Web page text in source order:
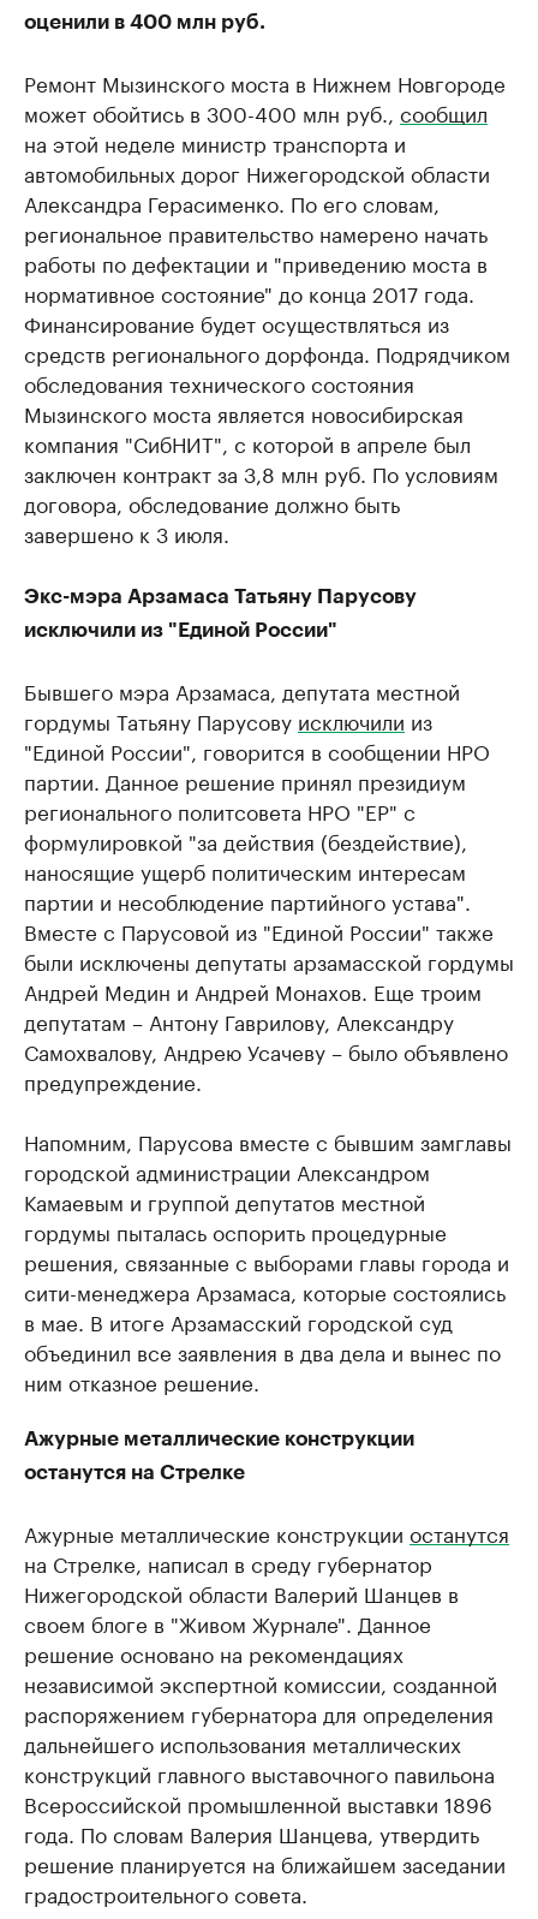
оценили в 400 млн руб.
Ремонт Мызинского моста в Нижнем Новгороде
может обойтись в 300-400 млн руб., сообщил
на этой неделе ​министр транспорта и
автомобильных дорог Нижегородской области
Александра Герасименко. По его словам,
региональное правительство намерено начать
работы по дефектации и "приведению моста в
нормативное состояние" до конца 2017 года.
Финансирование будет осуществляться из
средств регионального дорфонда. Подрядчиком
обследования технического состояния
Мызинского моста является новосибирская
компания "СибНИТ", с которой в апреле был
заключен контракт за 3,8 млн руб. По условиям
договора, обследование должно быть
завершено к 3 июля.
Экс-мэра Арзамаса Татьяну Парусову
исключили из "Единой России"
Бывшего мэра Арзамаса, депутата местной
гордумы Татьяну Парусову исключили из
"Единой России", говорится в сообщении НРО
партии. Данное решение принял президиум
регионального политсовета НРО "ЕР" с
формулировкой "за действия (бездействие),
наносящие ущерб политическим интересам
партии и несоблюдение партийного устава".
Вместе с Парусовой из "Единой России" также
были исключены депутаты арзамасской гордумы
Андрей Медин и Андрей Монахов. Еще троим
депутатам – Антону Гаврилову, Александру
Самохвалову, Андрею Усачеву ​– было объявлено
предупреждение.
Напомним, Парусова вместе с бывшим замглавы
городской администрации Александром
Камаевым и группой депутатов местной
гордумы пыталась оспорить процедурные
решения, связанные с выборами главы города и
сити-менеджера Арзамаса, которые состоялись
в мае. В итоге Арзамасский городской суд
объединил все заявления в два дела и вынес по
ним отказное решение.
Ажурные металлические конструкции
останутся на Стрелке
Ажурные металлические конструкции останутся
на Стрелке, написал в среду губернатор
Нижегородской области Валерий Шанцев в
своем блоге в "Живом Журнале". Данное
решение основано на рекомендациях
независимой экспертной комиссии, созданной
распоряжением губернатора для определения
дальнейшего использования металлических
конструкций главного выставочного павильона
Всероссийской промышленной выставки 1896
года. По словам Валерия Шанцева, утвердить
решение планируется на ближайшем заседании
градостроительного совета.